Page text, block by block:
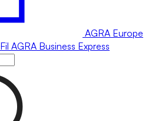
AGRA Europe
Fil AGRA Business Express